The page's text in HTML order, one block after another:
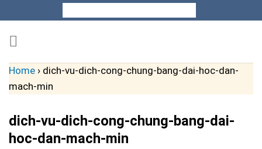
to
content
Home › dich-vu-dich-cong-chung-bang-dai-hoc-dan-
mach-min
dich-vu-dich-cong-chung-bang-dai-
hoc-dan-mach-min